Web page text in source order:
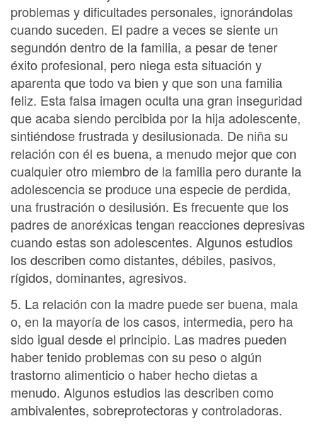
problemas y dificultades personales, ignorándolas
cuando suceden. El padre a veces se siente un
segundón dentro de la familia, a pesar de tener
éxito profesional, pero niega esta situación y
aparenta que todo va bien y que son una familia
feliz. Esta falsa imagen oculta una gran inseguridad
que acaba siendo percibida por la hija adolescente,
sintiéndose frustrada y desilusionada. De niña su
relación con él es buena, a menudo mejor que con
cualquier otro miembro de la familia pero durante la
adolescencia se produce una especie de perdida,
una frustración o desilusión. Es frecuente que los
padres de anoréxicas tengan reacciones depresivas
cuando estas son adolescentes. Algunos estudios
los describen como distantes, débiles, pasivos,
rígidos, dominantes, agresivos.
5. La relación con la madre puede ser buena, mala
o, en la mayoría de los casos, intermedia, pero ha
sido igual desde el principio. Las madres pueden
haber tenido problemas con su peso o algún
trastorno alimenticio o haber hecho dietas a
menudo. Algunos estudios las describen como
ambivalentes, sobreprotectoras y controladoras.